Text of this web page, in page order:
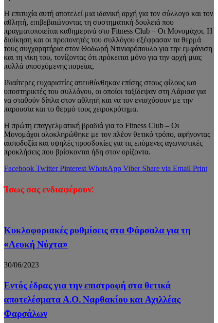
Η επιτυχία αυτή αποτελεί μια ιδανική αρχή για τον σύλλογο και τον
αθλητή, επιβεβαιώνοντας τη συστηματική δουλειά που
πραγματοποιείται καθημερινά στο Fitness Club – Οι Μονομάχοι. Η
διοίκηση και οι προπονητές του συλλόγου εξέφρασαν τα θερμά
τους συγχαρητήρια στον Θοδωρή Ντινιαρόπουλο για την εμφάνιση
και τη νίκη του, τονίζοντας ότι πρόκειται μόνο για την αρχή μιας
πολλά υποσχόμενης πορείας.
Ιδιαίτερες ευχαριστίες απευθύνθηκαν επίσης στους φίλους και
υποστηρικτές του συλλόγου, οι οποίοι ταξίδεψαν στη Λάρισα για
να σταθούν δίπλα στον αθλητή και να τον ενισχύσουν με την
παρουσία και το θερμό τους χειροκρότημα.
Η πρώτη επαγγελματική βραδιά για το Fitness Club – Οι
Μονομάχοι ολοκληρώθηκε με τον πλέον θετικό τρόπο, αφήνοντας
αισιοδοξία και υψηλές προσδοκίες για τις επόμενες αγωνιστικές
προκλήσεις που βρίσκονται ήδη στον ορίζοντα.
Facebook Twitter Pinterest WhatsApp Viber Share via Email Print
Ίσως σας ενδιαφέρουν:
Κυκλοφοριακές ρυθμίσεις στα Φάρσαλα για τη
«Λευκή Νύχτα»
30/06/2023
Εντός έδρας για την επιστροφή στα θετικά
αποτελέσματα Α.Ο. Ναρθακίου και Αχιλλέας
Φαρσάλων